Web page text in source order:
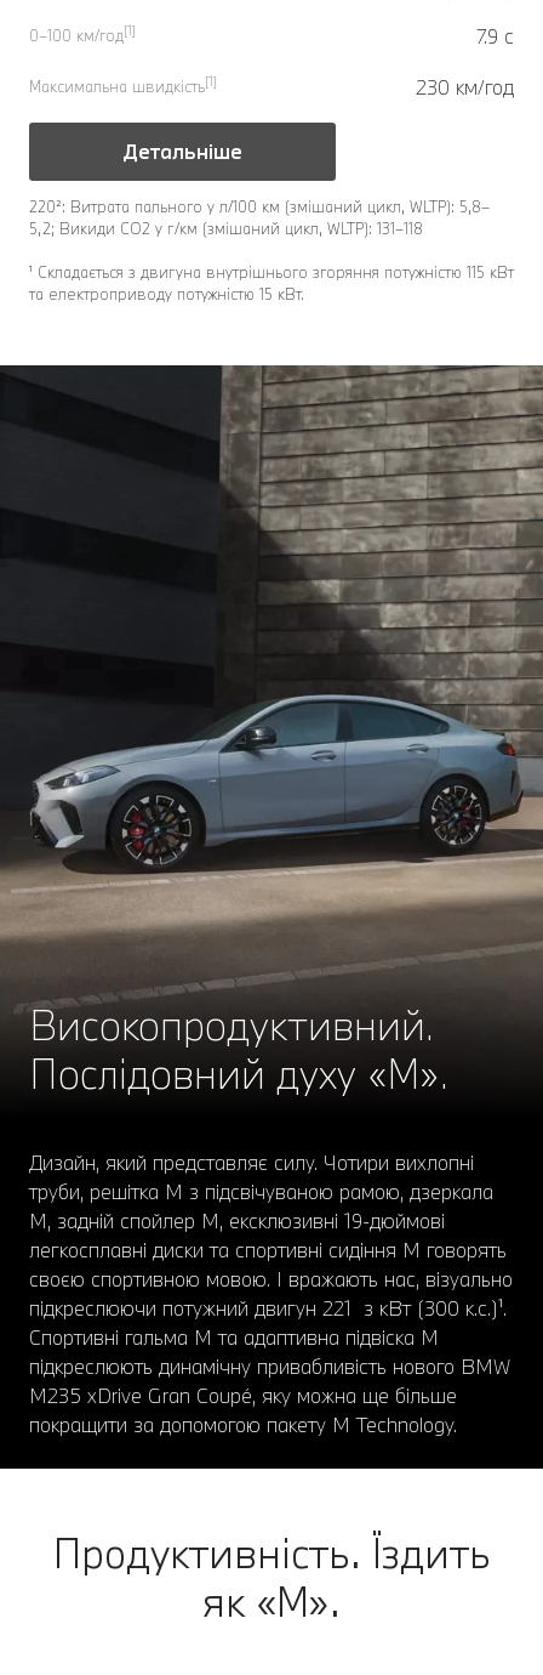
0–100 км/год[1] 7.9 с
Максимальна швидкість[1] 230 км/год
Детальніше
220²: Витрата пального у л/100 км (змішаний цикл, WLTP): 5,8–
5,2; Викиди CO2 у г/км (змішаний цикл, WLTP): 131–118
¹ Складається з двигуна внутрішнього згоряння потужністю 115 кВт
та електроприводу потужністю 15 кВт.
Високопродуктивний.
Послідовний духу «М».
Дизайн, який представляє силу. Чотири вихлопні
труби, решітка M з підсвічуваною рамою, дзеркала
M, задній спойлер M, ексклюзивні 19-дюймові
легкосплавні диски та спортивні сидіння М говорять
своєю спортивною мовою. І вражають нас, візуально
підкреслюючи потужний двигун 221 з кВт (300 к.с.)¹.
Спортивні гальма M та адаптивна підвіска M
підкреслюють динамічну привабливість нового BMW
M235 xDrive Gran Coupé, яку можна ще більше
покращити за допомогою пакету M Technology.
Продуктивність. Їздить
як «М».